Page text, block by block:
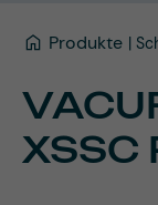
Produkte
XSSC